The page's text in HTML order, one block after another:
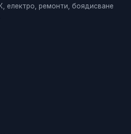
електро, ремонти, боядисване